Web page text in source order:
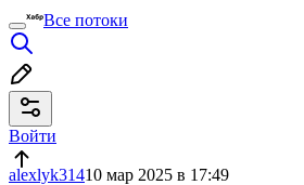
Все потоки
Войти
alexlyk31410 мар 2025 в 17:49